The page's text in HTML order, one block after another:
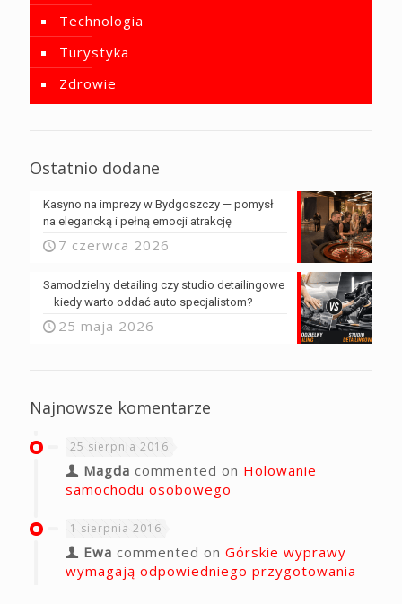
Technologia
Turystyka
Zdrowie
Ostatnio dodane
Kasyno na imprezy w Bydgoszczy — pomysł
na elegancką i pełną emocji atrakcję
7 czerwca 2026
Samodzielny detailing czy studio detailingowe
– kiedy warto oddać auto specjalistom?
25 maja 2026
Najnowsze komentarze
25 sierpnia 2016
Magda commented on Holowanie
samochodu osobowego
1 sierpnia 2016
Ewa commented on Górskie wyprawy
wymagają odpowiedniego przygotowania